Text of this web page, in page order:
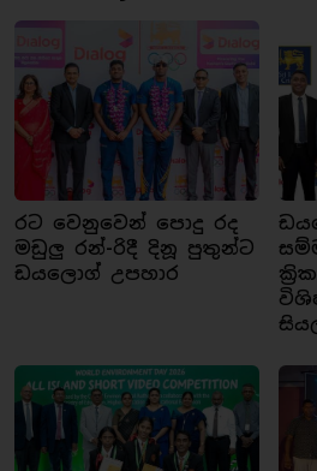
රට වෙනුවෙන් පොදු රද
මඩුලු රන්-රිදී දිනූ පුතුන්ට
ඩයලොග් උපහාර